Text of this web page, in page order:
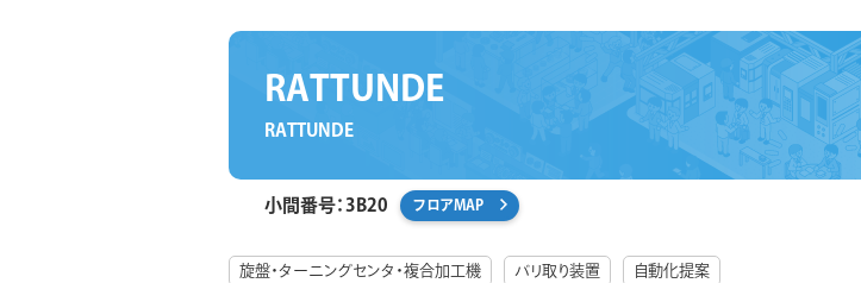
RATTUNDE
RATTUNDE
小間番号：3B20 フロアMAP
旋盤・ターニングセンタ・複合加工機 バリ取り装置 自動化提案